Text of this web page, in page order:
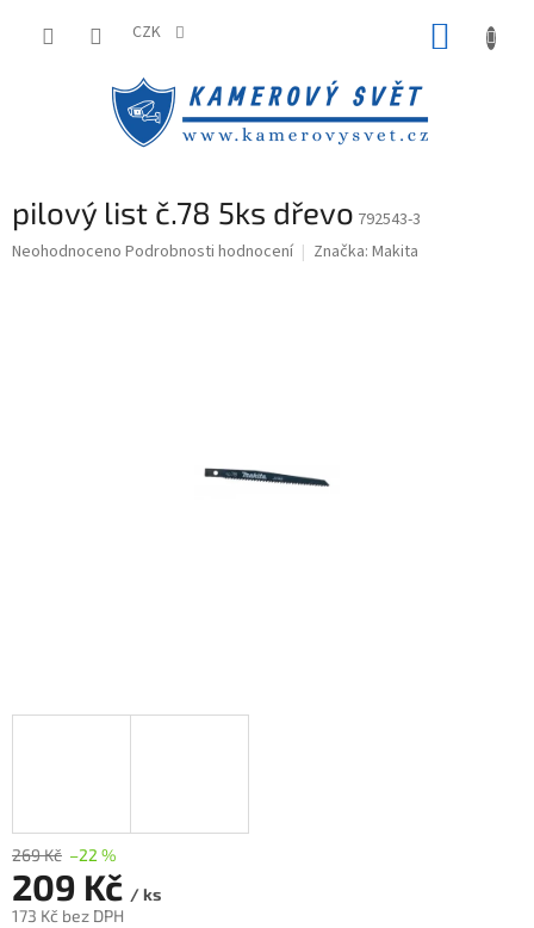
CZK
pilový list č.78 5ks dřevo 792543-3
Průměrné
Neohodnoceno Podrobnosti hodnocení Značka: Makita
269 Kč –22 %
209 Kč / ks
173 Kč bez DPH